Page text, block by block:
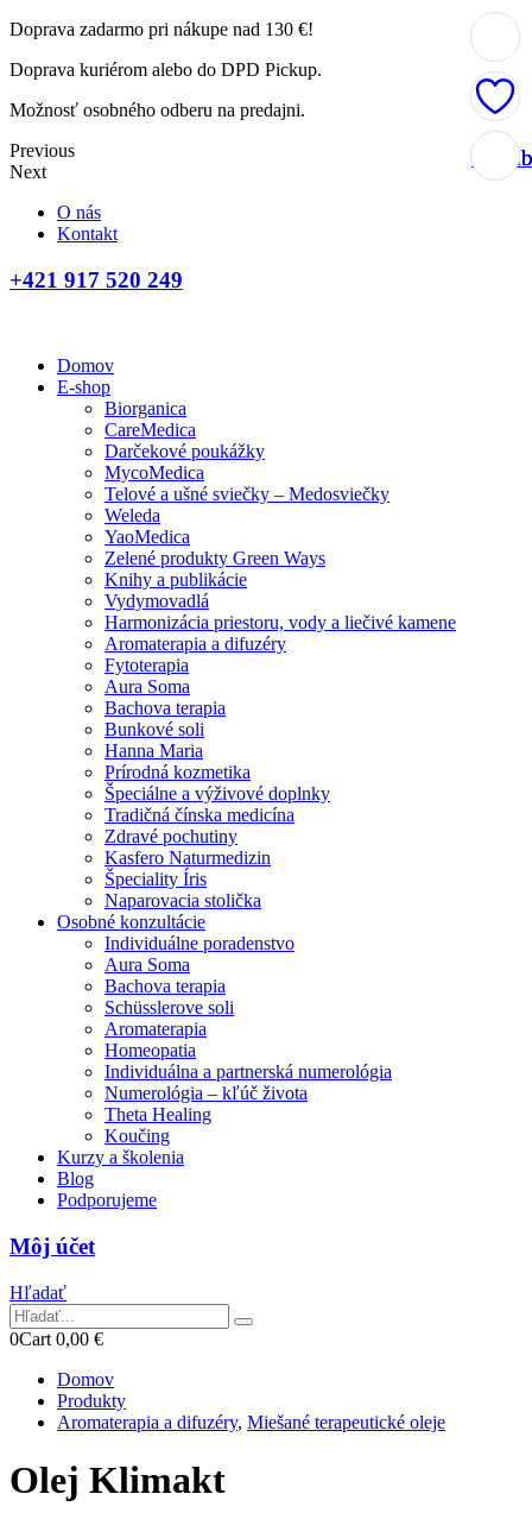
Doprava zadarmo pri nákupe nad 130 €!
Doprava kuriérom alebo do DPD Pickup.
Možnosť osobného odberu na predajni.
Previous
Next
O nás
Kontakt
+421 917 520 249
Domov
E-shop
Biorganica
CareMedica
Darčekové poukážky
MycoMedica
Telové a ušné sviečky – Medosviečky
Weleda
YaoMedica
Zelené produkty Green Ways
Knihy a publikácie
Vydymovadlá
Harmonizácia priestoru, vody a liečivé kamene
Aromaterapia a difuzéry
Fytoterapia
Aura Soma
Bachova terapia
Bunkové soli
Hanna Maria
Prírodná kozmetika
Špeciálne a výživové doplnky
Tradičná čínska medicína
Zdravé pochutiny
Kasfero Naturmedizin
Špeciality Íris
Naparovacia stolička
Osobné konzultácie
Individuálne poradenstvo
Aura Soma
Bachova terapia
Schüsslerove soli
Aromaterapia
Homeopatia
Individuálna a partnerská numerológia
Numerológia – kľúč života
Theta Healing
Koučing
Kurzy a školenia
Blog
Podporujeme
Môj účet
Hľadať
0Cart 0,00 €
Domov
Produkty
Aromaterapia a difuzéry, Miešané terapeutické oleje
Olej Klimakt